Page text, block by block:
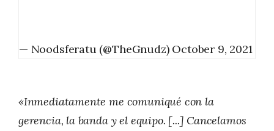
— Noodsferatu (@TheGnudz) October 9, 2021
«Inmediatamente me comuniqué con la
gerencia, la banda y el equipo. [...] Cancelamos